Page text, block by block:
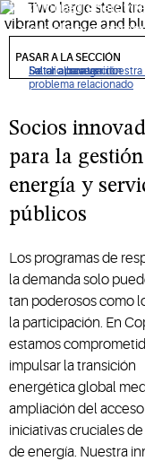
De clic para ver
problema relacionado
Saltar a navegación
Saltar al contenido
Saltar a buscar
(distributed energy
y a sus clientes
el uso de energía,
energética y
to
section
PASAR A LA SECCIÓN
Socios
para la
energía y
públicos
Los programas de
la demanda solo
tan poderosos como
la participación. En
estamos
impulsar la transición
energética global
ampliación del
iniciativas cruciales
de energía. Nuestra